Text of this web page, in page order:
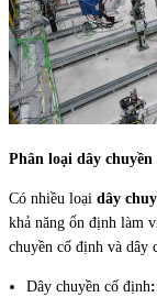
Phân loại dây chuyền
Có nhiều loại dây
khả năng ổn định làm
chuyền cố định và dây
Dây chuyền cố định: